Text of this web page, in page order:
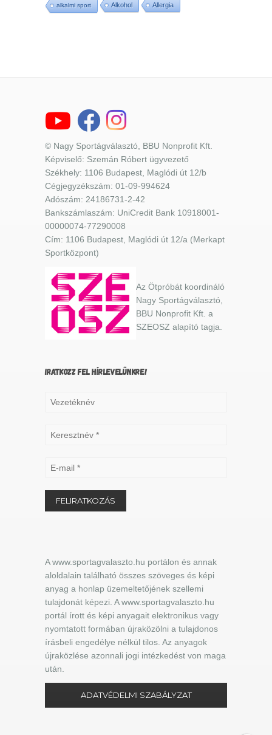
alkalmi sport Alkohol Allergia
© Nagy Sportágválasztó, BBU Nonprofit Kft.
Képviselő: Szemán Róbert ügyvezető
Székhely: 1106 Budapest, Maglódi út 12/b
Cégjegyzékszám: 01-09-994624
Adószám: 24186731-2-42
Bankszámlaszám: UniCredit Bank 10918001-
00000074-77290008
Cím: 1106 Budapest, Maglódi út 12/a (Merkapt
Sportközpont)
Az Ötpróbát koordináló
Nagy Sportágválasztó,
BBU Nonprofit Kft. a
SZEOSZ alapító tagja.
IRATKOZZ FEL HÍRLEVELÜNKRE!
A www.sportagvalaszto.hu portálon és annak
aloldalain található összes szöveges és képi
anyag a honlap üzemeltetőjének szellemi
tulajdonát képezi. A www.sportagvalaszto.hu
portál írott és képi anyagait elektronikus vagy
nyomtatott formában újraközölni a tulajdonos
írásbeli engedélye nélkül tilos. Az anyagok
újraközlése azonnali jogi intézkedést von maga
után.
ADATVÉDELMI SZABÁLYZAT